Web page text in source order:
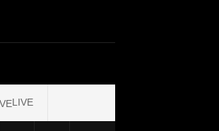
LIVE